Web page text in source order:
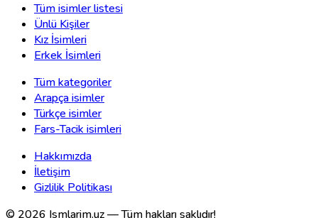
Tüm isimler listesi
Ünlü Kişiler
Kız İsimleri
Erkek İsimleri
Tüm kategoriler
Arapça isimler
Türkçe isimler
Fars-Tacik isimleri
Hakkımızda
İletişim
Gizlilik Politikası
© 2026 Ismlarim.uz —Tüm hakları saklıdır!